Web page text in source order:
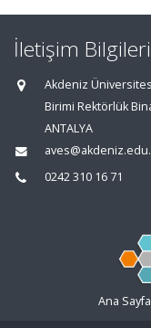
İletişim Bilgileri
Akdeniz
Birimi Rektörlük
ANTALYA
0242 310 16 71
Ana Sayfa